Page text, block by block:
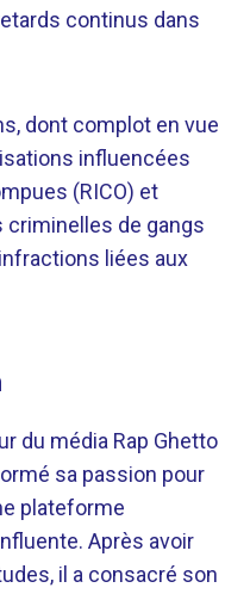
continus dans
dont complot en vue
influencées
(RICO) et
criminelles de gangs
liées aux
du média Rap Ghetto
sa passion pour
plateforme
Après avoir
il a consacré son